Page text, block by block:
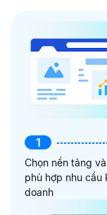
1
Chọn nền tảng
phù hợp nhu cầu
doanh